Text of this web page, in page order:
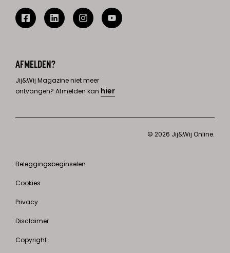
AFMELDEN?
Jij&Wij Magazine niet meer
ontvangen? Afmelden kan hier
© 2026 Jij&Wij Online.
Beleggingsbeginselen
Cookies
Privacy
Disclaimer
Copyright